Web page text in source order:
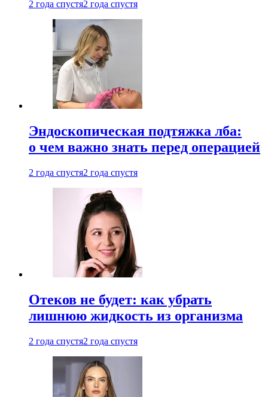
2 года спустя2 года спустя
Эндоскопическая подтяжка лба:
о чем важно знать перед операцией
2 года спустя2 года спустя
Отеков не будет: как убрать
лишнюю жидкость из организма
2 года спустя2 года спустя